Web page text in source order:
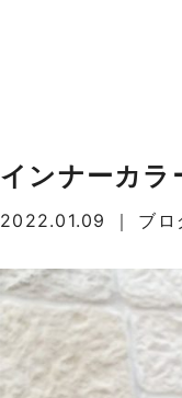
インナーカラ
2022.01.09 ｜ ブロ